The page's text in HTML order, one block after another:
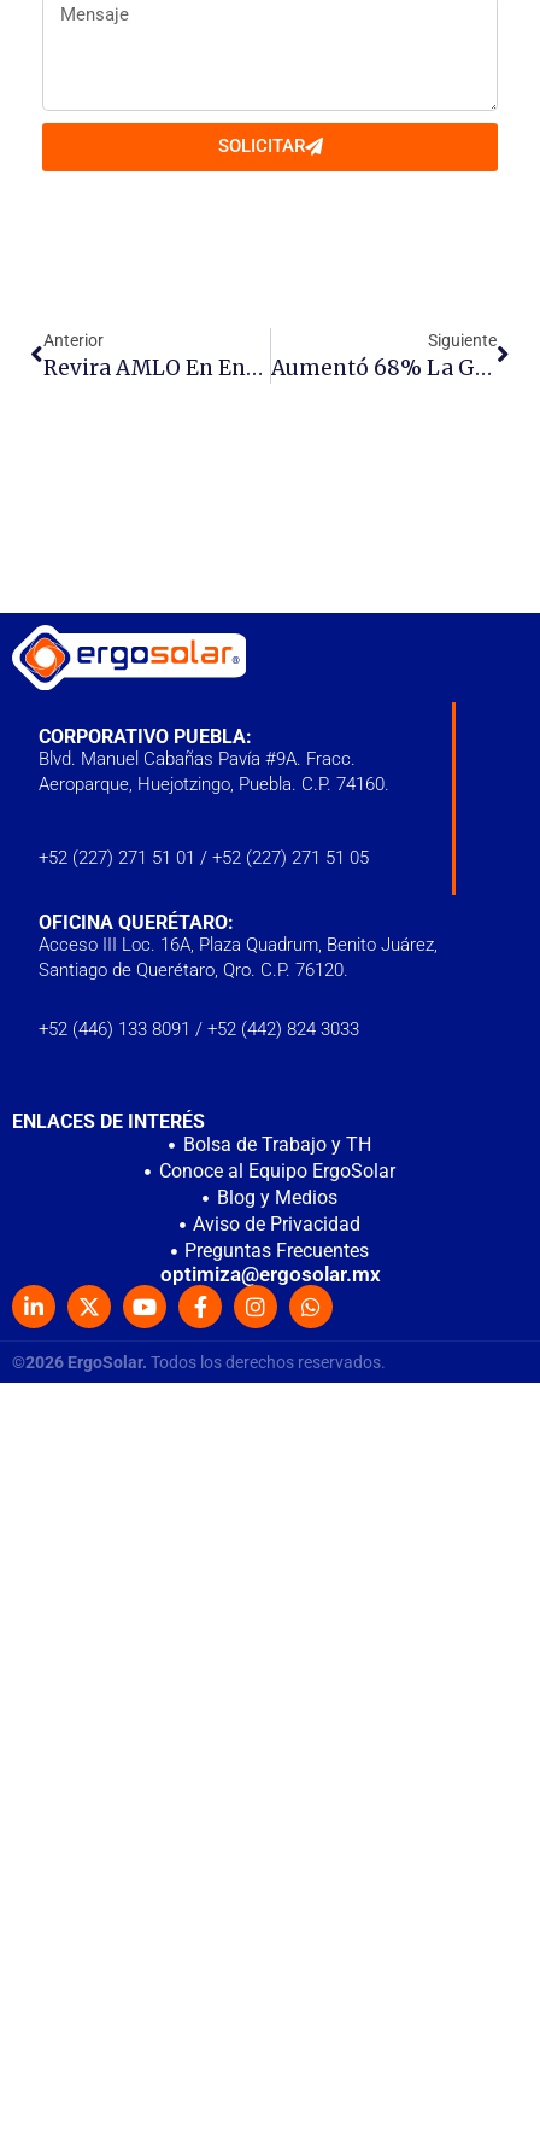
SOLICITAR
Anterior
Revira AMLO En Energía
Siguiente
Aumentó 68% La Generación De Electricidad Con Energía Solar
CORPORATIVO PUEBLA:
Blvd. Manuel Cabañas Pavía #9A. Fracc.
Aeroparque, Huejotzingo, Puebla. C.P. 74160.
+52 (227) 271 51 01 / +52 (227) 271 51 05
OFICINA QUERÉTARO:
Acceso III Loc. 16A, Plaza Quadrum, Benito Juárez,
Santiago de Querétaro, Qro. C.P. 76120.
‭+52 (446) 133 8091‬ / +52 (442) 824 3033
ENLACES DE INTERÉS
Bolsa de Trabajo y TH
Conoce al Equipo ErgoSolar
Blog y Medios
Aviso de Privacidad
Preguntas Frecuentes
optimiza@ergosolar.mx
©2026 ErgoSolar. Todos los derechos reservados.